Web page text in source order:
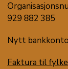
929 882 385
Nytt
Faktura til